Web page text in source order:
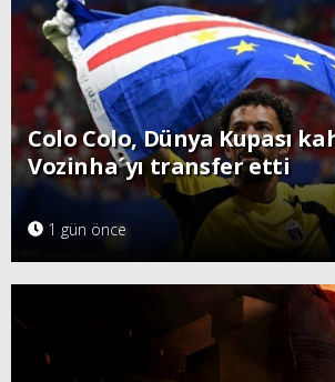
Colo Colo, Dünya Kupası
Vozinha´yı transfer etti
1 gün önce